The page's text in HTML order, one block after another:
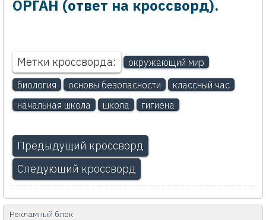
ОРГАН (ответ на кроссворд).
Метки кроссворда:
окружающий мир
биология
основы безопасности
классный час
начальная школа
школа гигиена
Предыдущий кроссворд
Следующий кроссворд
Рекламный блок